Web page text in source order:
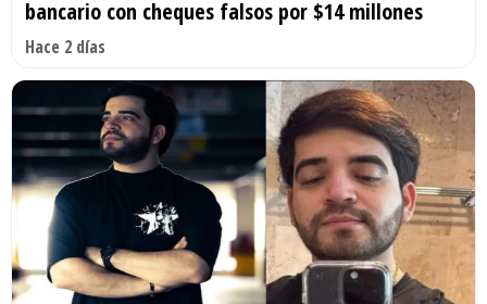
bancario con cheques falsos por $14 millones
Hace 2 días